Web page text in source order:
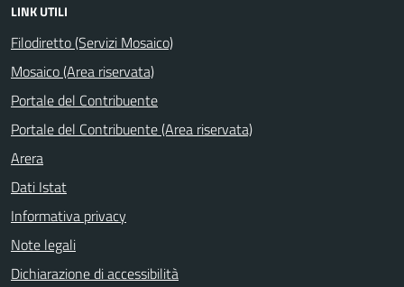
LINK UTILI
Filodiretto (Servizi Mosaico)
Mosaico (Area riservata)
Portale del Contribuente
Portale del Contribuente (Area riservata)
Arera
Dati Istat
Informativa privacy
Note legali
Dichiarazione di accessibilità